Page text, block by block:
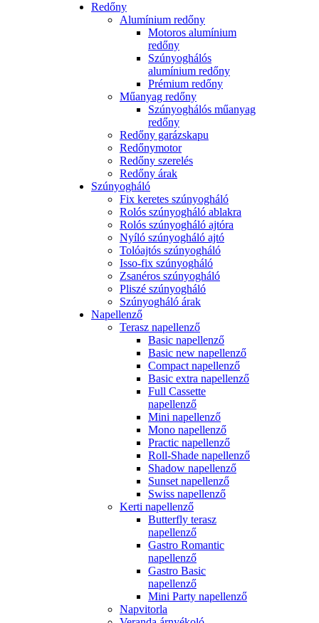
Redőny
Alumínium redőny
Motoros alumínium
redőny
Szúnyoghálós
alumínium redőny
Prémium redőny
Műanyag redőny
Szúnyoghálós műanyag
redőny
Redőny garázskapu
Redőnymotor
Redőny szerelés
Redőny árak
Szúnyogháló
Fix keretes szúnyogháló
Rolós szúnyogháló ablakra
Rolós szúnyogháló ajtóra
Nyíló szúnyogháló ajtó
Tolóajtós szúnyogháló
Isso-fix szúnyogháló
Zsanéros szúnyogháló
Pliszé szúnyogháló
Szúnyogháló árak
Napellenző
Terasz napellenző
Basic napellenző
Basic new napellenző
Compact napellenző
Basic extra napellenző
Full Cassette
napellenző
Mini napellenző
Mono napellenző
Practic napellenző
Roll-Shade napellenző
Shadow napellenző
Sunset napellenző
Swiss napellenző
Kerti napellenző
Butterfly terasz
napellenző
Gastro Romantic
napellenző
Gastro Basic
napellenző
Mini Party napellenző
Napvitorla